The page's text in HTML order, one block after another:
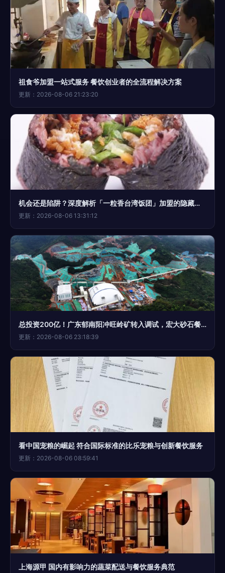
祖食爷加盟一站式服务 餐饮创业者的全流程解决方案
更新：2026-08-06 21:23:20
机会还是陷阱？深度解析「一粒香台湾饭团」加盟的隐藏价值
更新：2026-08-06 13:31:12
总投资200亿！广东郁南阳冲旺岭矿转入调试，宏大砂石餐饮服务预有配套
更新：2026-08-06 23:18:39
看中国宠粮的崛起 符合国际标准的比乐宠粮与创新餐饮服务
更新：2026-08-06 08:59:41
上海源甲 国内有影响力的蔬菜配送与餐饮服务典范